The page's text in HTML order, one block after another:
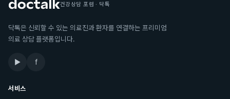
건강상담 포럼 · 닥톡
닥톡은 신뢰할 수 있는 의료진과 환자를 연결하는 프리미엄
의료 상담 플랫폼입니다.
▶ f
서비스